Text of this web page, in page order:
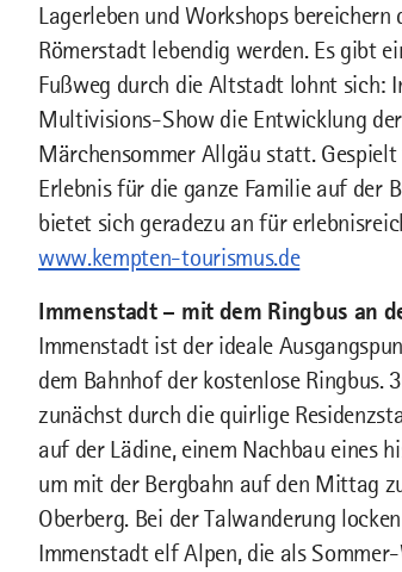
Lagerleben und Workshops
Römerstadt lebendig werden. Es gibt
Fußweg durch die Altstadt lohnt sich:
Multivisions-Show die Entwicklung
Märchensommer Allgäu statt.
Erlebnis für die ganze Familie auf der
bietet sich geradezu an für
www.kempten-tourismus.de
Immenstadt – mit dem Ringbus an
Immenstadt ist der ideale
dem Bahnhof der kostenlose
zunächst durch die quirlige
auf der Lädine, einem Nachbau eines
um mit der Bergbahn auf den Mittag
Oberberg. Bei der Talwanderung
Immenstadt elf Alpen, die als